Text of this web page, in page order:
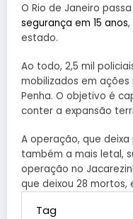
O Rio de Janeiro
segurança em 15 anos
estado.
Ao todo, 2,5 mil
mobilizados em
Penha. O objetivo é
conter a expansão
A operação, que
também a mais letal,
operação no
que deixou 28 mortos,
Tag